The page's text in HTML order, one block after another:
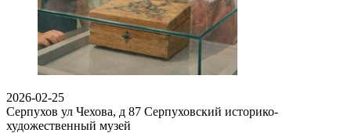
2026-02-25
Серпухов ул Чехова, д 87 Серпуховский историко-
художественный музей